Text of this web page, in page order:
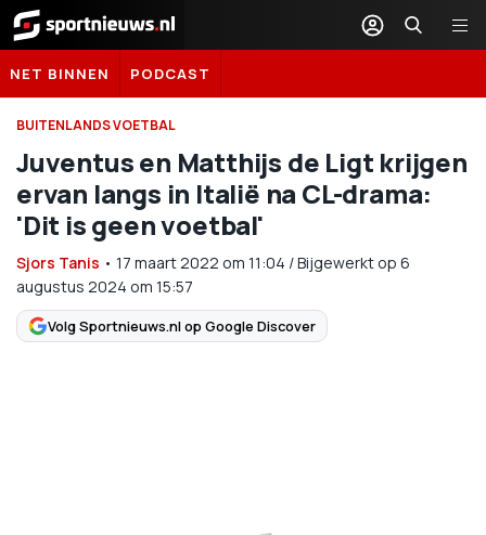
Sportnieuws.nl
NET BINNEN PODCAST
BUITENLANDS VOETBAL
Juventus en Matthijs de Ligt krijgen
ervan langs in Italië na CL-drama:
'Dit is geen voetbal'
Sjors Tanis • 17 maart 2022 om 11:04 /Bijgewerkt op 6
augustus 2024 om 15:57
Volg Sportnieuws.nl op Google Discover